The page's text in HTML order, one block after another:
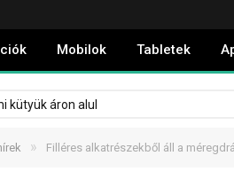
Mobilok Tabletek
kütyük áron alul
» Filléres alkatrészekből áll a